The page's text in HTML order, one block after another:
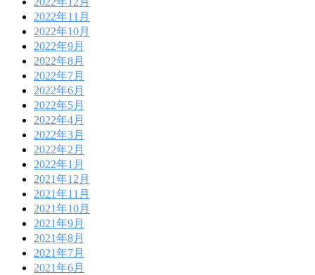
2022年11月
2022年10月
2022年9月
2022年8月
2022年7月
2022年6月
2022年5月
2022年4月
2022年3月
2022年2月
2022年1月
2021年12月
2021年11月
2021年10月
2021年9月
2021年8月
2021年7月
2021年6月